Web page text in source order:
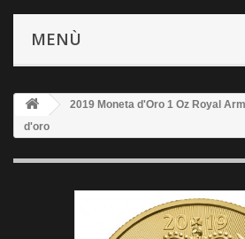
MENÙ
2019 Moneta d'Oro 1 Oz Royal
d'oro